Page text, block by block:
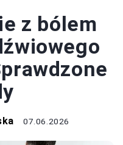
z bólem
07.06.2026